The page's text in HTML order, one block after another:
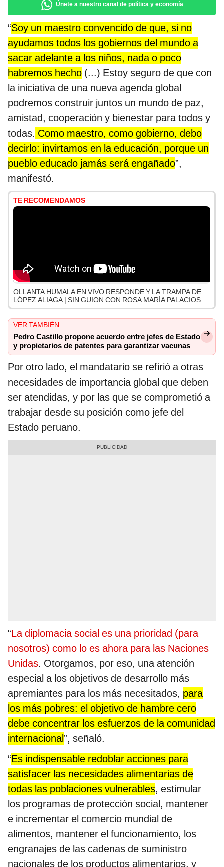
Únete a nuestro canal de política y economía
“Soy un maestro convencido de que, si no
ayudamos todos los gobiernos del mundo a
sacar adelante a los niños, nada o poco
habremos hecho (...) Estoy seguro de que con
la iniciativa de una nueva agenda global
podremos construir juntos un mundo de paz,
amistad, cooperación y bienestar para todos y
todas. Como maestro, como gobierno, debo
decirlo: invirtamos en la educación, porque un
pueblo educado jamás será engañado”,
manifestó.
TE RECOMENDAMOS
OLLANTA HUMALA EN VIVO RESPONDE Y LA TRAMPA DE
LÓPEZ ALIAGA | SIN GUION CON ROSA MARÍA PALACIOS
VER TAMBIÉN:
Pedro Castillo propone acuerdo entre jefes de Estado
y propietarios de patentes para garantizar vacunas
Por otro lado, el mandatario se refirió a otras
necesidades de importancia global que deben
ser atendidas, y por las que se comprometió a
trabajar desde su posición como jefe del
Estado peruano.
“La diplomacia social es una prioridad (para
nosotros) como lo es ahora para las Naciones
Unidas. Otorgamos, por eso, una atención
especial a los objetivos de desarrollo más
apremiantes para los más necesitados, para
los más pobres: el objetivo de hambre cero
debe concentrar los esfuerzos de la comunidad
internacional”, señaló.
“Es indispensable redoblar acciones para
satisfacer las necesidades alimentarias de
todas las poblaciones vulnerables, estimular
los programas de protección social, mantener
e incrementar el comercio mundial de
alimentos, mantener el funcionamiento, los
engranajes de las cadenas de suministro
nacionales de los productos alimentarios, y